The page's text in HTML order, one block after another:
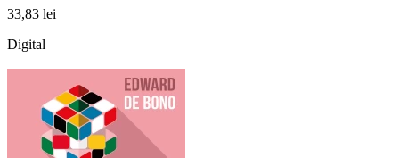
33,83 lei
Digital